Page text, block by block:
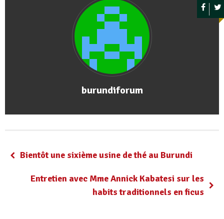
burundiforum
Bientôt une sixième usine de thé au Burundi
Entretien avec Mme Annick Kabatesi sur les
habits traditionnels en ficus